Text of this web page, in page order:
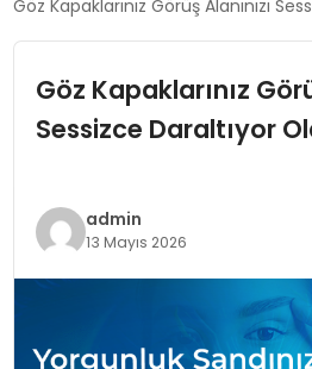
EKONOMI
MAGAZIN
SIYASET
SPOR
Göz Kapaklarınız Görüş Alanınızı
Göz Kapaklarınız
Sessizce Daraltıyor
admin
13 Mayıs 2026